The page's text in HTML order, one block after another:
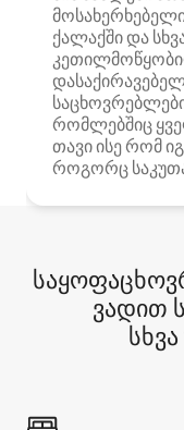
მოსახერხებელი
ქალაქში და
რომლებშიც
თავი ისე რომ
როგორც
ვადით